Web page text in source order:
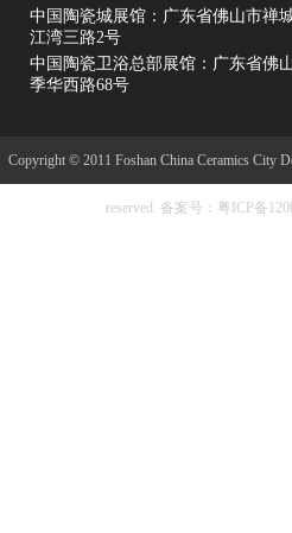
中国陶瓷城展馆：广东省佛山市禅
江湾三路2号
中国陶瓷卫浴总部展馆：广东省佛
季华西路68号
Copyright © 2011 Foshan China Ceramics City
reserved. 备案号：粤ICP备